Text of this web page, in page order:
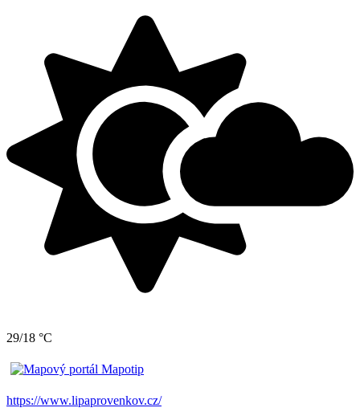
29/18 °C
https://www.lipaprovenkov.cz/